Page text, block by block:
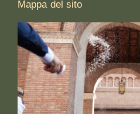
Mappa del sito